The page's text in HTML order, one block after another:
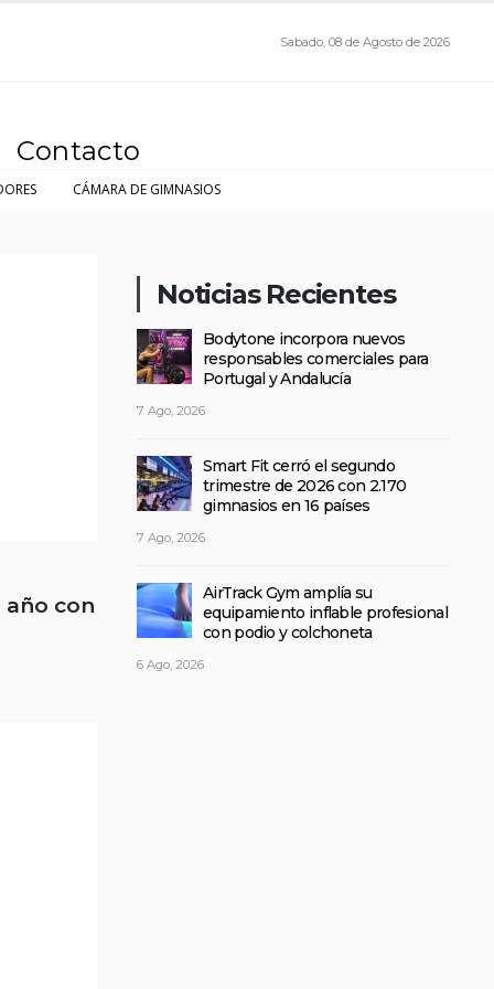
Sabado, 08 de Agosto de 2026
Contacto
CÁMARA DE GIMNASIOS
con
Noticias Recientes
Bodytone incorpora nuevos
responsables comerciales para
Portugal y Andalucía
7 Ago, 2026
Smart Fit cerró el segundo
trimestre de 2026 con 2.170
gimnasios en 16 países
7 Ago, 2026
AirTrack Gym amplía su
equipamiento inflable profesional
con podio y colchoneta
6 Ago, 2026